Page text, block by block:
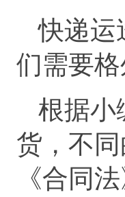
快递运
们需要格
根据小
货，不
《合同